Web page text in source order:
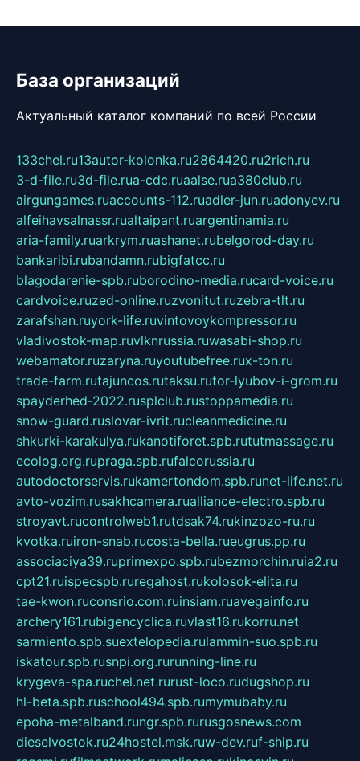
База организаций
Актуальный каталог компаний по всей России
133chel.ru13autor-kolonka.ru2864420.ru2rich.ru
3-d-file.ru3d-file.rua-cdc.ruaalse.rua380club.ru
airgungames.ruaccounts-112.ruadler-jun.ruadonyev.ru
alfeihavsalnassr.rualtaipant.ruargentinamia.ru
aria-family.ruarkrym.ruashanet.rubelgorod-day.ru
bankaribi.rubandamn.rubigfatcc.ru
blagodarenie-spb.ruborodino-media.rucard-voice.ru
cardvoice.ruzed-online.ruzvonitut.ruzebra-tlt.ru
zarafshan.ruyork-life.ruvintovoykompressor.ru
vladivostok-map.ruvlknrussia.ruwasabi-shop.ru
webamator.ruzaryna.ruyoutubefree.rux-ton.ru
trade-farm.rutajuncos.rutaksu.rutor-lyubov-i-grom.ru
spayderhed-2022.rusplclub.rustoppamedia.ru
snow-guard.ruslovar-ivrit.rucleanmedicine.ru
shkurki-karakulya.rukanotiforet.spb.rututmassage.ru
ecolog.org.rupraga.spb.rufalcorussia.ru
autodoctorservis.rukamertondom.spb.runet-life.net.ru
avto-vozim.rusakhcamera.rualliance-electro.spb.ru
stroyavt.rucontrolweb1.rutdsak74.rukinzozo-ru.ru
kvotka.ruiron-snab.rucosta-bella.rueugrus.pp.ru
associaciya39.ruprimexpo.spb.rubezmorchin.ruia2.ru
cpt21.ruispecspb.ruregahost.rukolosok-elita.ru
tae-kwon.ruconsrio.com.ruinsiam.ruavegainfo.ru
archery161.rubigencyclica.ruvlast16.rukorru.net
sarmiento.spb.suextelopedia.rulammin-suo.spb.ru
iskatour.spb.rusnpi.org.rurunning-line.ru
krygeva-spa.ruchel.net.rurust-loco.rudugshop.ru
hl-beta.spb.ruschool494.spb.rumymubaby.ru
epoha-metalband.rungr.spb.rurusgosnews.com
dieselvostok.ru24hostel.msk.ruw-dev.ruf-ship.ru